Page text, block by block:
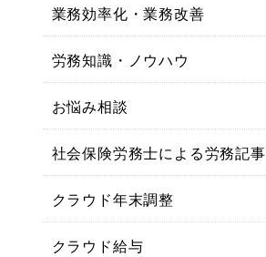
業務効率化・業務改善
労務知識・ノウハウ
お悩み相談
社会保険労務士による労務記事
クラウド年末調整
クラウド給与